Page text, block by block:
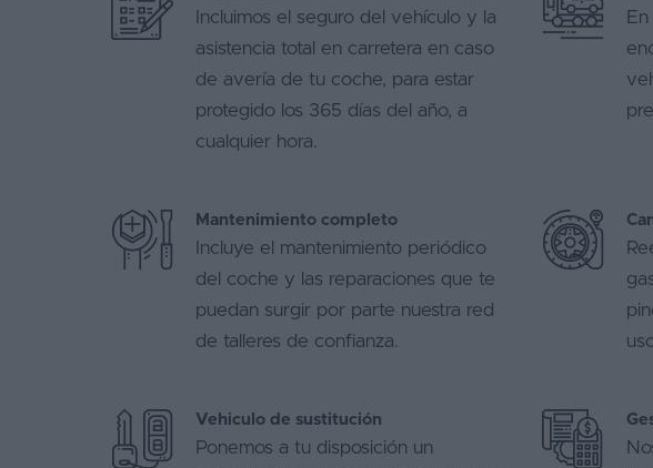
Concesionarios
Incluimos el seguro del vehículo y la
asistencia total en carretera en caso
de avería de tu coche, para estar
protegido los 365 días del año, a
cualquier hora.
Mantenimiento completo
Incluye el mantenimiento periódico
del coche y las reparaciones que te
puedan surgir por parte nuestra red
de talleres de confianza.
Vehiculo de sustitución
Ponemos a tu disposición un